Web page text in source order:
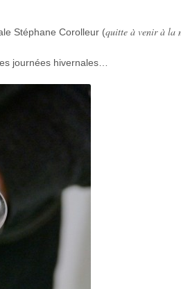
Stéphane Corolleur (quitte à venir à la
journées hivernales…